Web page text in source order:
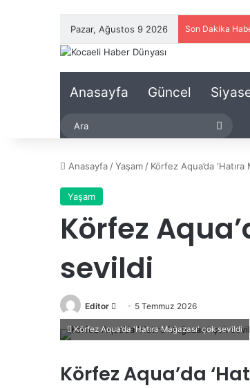
Pazar, Ağustos 9 2026 Son Dakika
Anasayfa Güncel
Anasayfa /Yaşam / Körfez Aqua’da
Yaşam
Körfez
sevildi
Editor
r
-
5 Temmuz 2026
Körfez Aqua’da 'Hatıra Mağazası' çok sevildi
Körfez Aqua’da